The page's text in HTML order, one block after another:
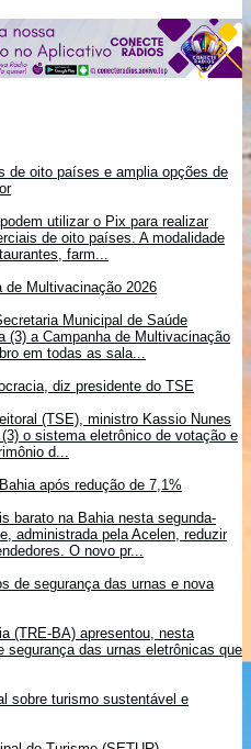
de oito países e amplia opções de
utilizar o Pix para realizar
de oito países. A modalidade
farm...
de Multivacinação 2026
Municipal de Saúde
(3) a Campanha de Multivacinação
em todas as sala...
diz presidente do TSE
(TSE), ministro Kassio Nunes
o sistema eletrônico de votação e
d...
após redução de 7,1%
barato na Bahia nesta segunda-
administrada pela Acelen, reduzir
O novo pr...
de segurança das urnas e nova
(TRE-BA) apresentou, nesta
segurança das urnas eletrônicas que
sobre turismo sustentável e